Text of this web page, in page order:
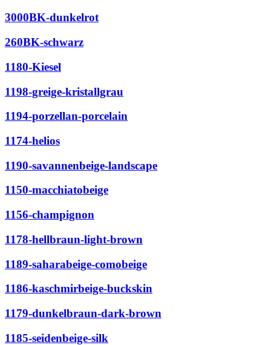
3000BK-dunkelrot
260BK-schwarz
1180-Kiesel
1198-greige-kristallgrau
1194-porzellan-porcelain
1174-helios
1190-savannenbeige-landscape
1150-macchiatobeige
1156-champignon
1178-hellbraun-light-brown
1189-saharabeige-comobeige
1186-kaschmirbeige-buckskin
1179-dunkelbraun-dark-brown
1185-seidenbeige-silk